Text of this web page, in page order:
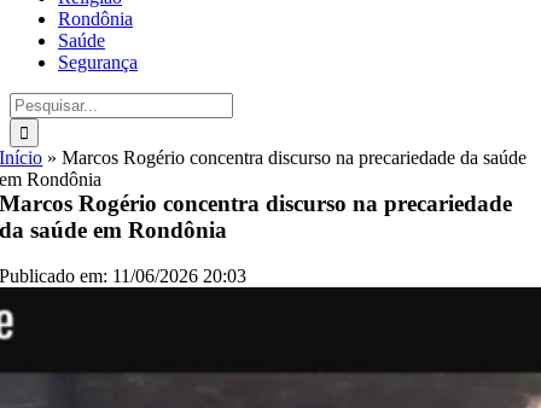
Rondônia
Saúde
Segurança
Buscar
resultados
para:
Início »Marcos Rogério concentra discurso na precariedade da saúde
em Rondônia
Marcos Rogério concentra discurso na precariedade
da saúde em Rondônia
Publicado em: 11/06/2026 20:03